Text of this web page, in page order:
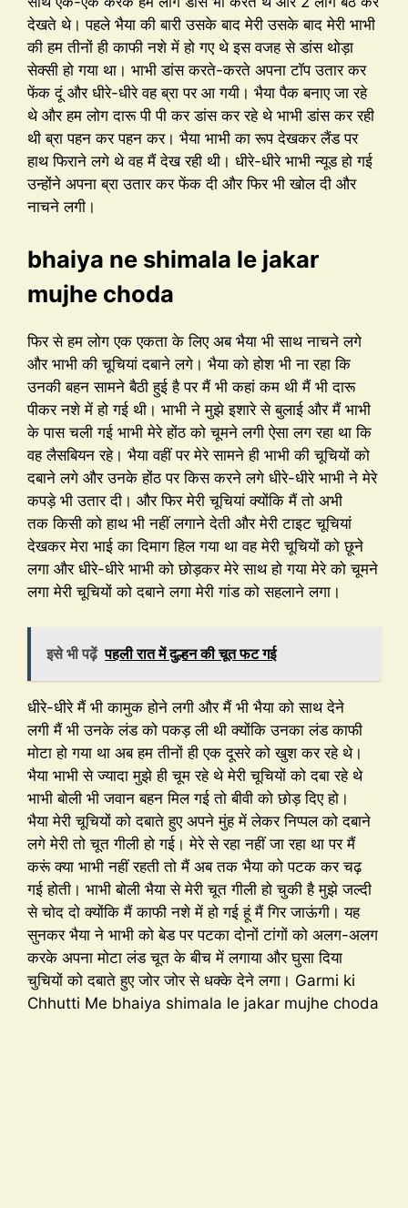
देखते थे। पहले भैया की बारी उसके बाद मेरी उसके बाद मेरी भाभी
की हम तीनों ही काफी नशे में हो गए थे इस वजह से डांस थोड़ा
सेक्सी हो गया था। भाभी डांस करते-करते अपना टॉप उतार कर
फेंक दूं और धीरे-धीरे वह ब्रा पर आ गयी। भैया पैक बनाए जा रहे
थे और हम लोग दारू पी पी कर डांस कर रहे थे भाभी डांस कर रही
थी ब्रा पहन कर पहन कर। भैया भाभी का रूप देखकर लैंड पर
हाथ फिराने लगे थे वह मैं देख रही थी। धीरे-धीरे भाभी न्यूड हो गई
उन्होंने अपना ब्रा उतार कर फेंक दी और फिर भी खोल दी और
नाचने लगी।
bhaiya ne shimala le jakar
mujhe choda
फिर से हम लोग एक एकता के लिए अब भैया भी साथ नाचने लगे
और भाभी की चूचियां दबाने लगे। भैया को होश भी ना रहा कि
उनकी बहन सामने बैठी हुई है पर मैं भी कहां कम थी मैं भी दारू
पीकर नशे में हो गई थी। भाभी ने मुझे इशारे से बुलाई और मैं भाभी
के पास चली गई भाभी मेरे होंठ को चूमने लगी ऐसा लग रहा था कि
वह लैसबियन रहे। भैया वहीं पर मेरे सामने ही भाभी की चूचियों को
दबाने लगे और उनके होंठ पर किस करने लगे धीरे-धीरे भाभी ने मेरे
कपड़े भी उतार दी। और फिर मेरी चूचियां क्योंकि मैं तो अभी
तक किसी को हाथ भी नहीं लगाने देती और मेरी टाइट चूचियां
देखकर मेरा भाई का दिमाग हिल गया था वह मेरी चूचियों को छूने
लगा और धीरे-धीरे भाभी को छोड़कर मेरे साथ हो गया मेरे को चूमने
लगा मेरी चूचियों को दबाने लगा मेरी गांड को सहलाने लगा।
इसे भी पढ़ें पहली रात में दुल्हन की चूत फट गई
धीरे-धीरे मैं भी कामुक होने लगी और मैं भी भैया को साथ देने
लगी मैं भी उनके लंड को पकड़ ली थी क्योंकि उनका लंड काफी
मोटा हो गया था अब हम तीनों ही एक दूसरे को खुश कर रहे थे।
भैया भाभी से ज्यादा मुझे ही चूम रहे थे मेरी चूचियों को दबा रहे थे
भाभी बोली भी जवान बहन मिल गई तो बीवी को छोड़ दिए हो।
भैया मेरी चूचियों को दबाते हुए अपने मुंह में लेकर निप्पल को दबाने
लगे मेरी तो चूत गीली हो गई। मेरे से रहा नहीं जा रहा था पर मैं
करूं क्या भाभी नहीं रहती तो मैं अब तक भैया को पटक कर चढ़
गई होती। भाभी बोली भैया से मेरी चूत गीली हो चुकी है मुझे जल्दी
से चोद दो क्योंकि मैं काफी नशे में हो गई हूं मैं गिर जाऊंगी। यह
सुनकर भैया ने भाभी को बेड पर पटका दोनों टांगों को अलग-अलग
करके अपना मोटा लंड चूत के बीच में लगाया और घुसा दिया
चुचियों को दबाते हुए जोर जोर से धक्के देने लगा। Garmi ki
Chhutti Me bhaiya shimala le jakar mujhe choda